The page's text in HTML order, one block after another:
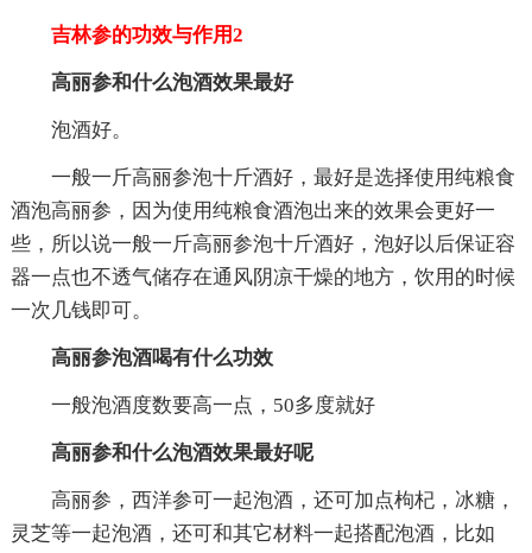
吉林参的功效与作用2
高丽参和什么泡酒效果最好
泡酒好。
一般一斤高丽参泡十斤酒好，最好是选择使用纯粮食
酒泡高丽参，因为使用纯粮食酒泡出来的效果会更好一
些，所以说一般一斤高丽参泡十斤酒好，泡好以后保证容
器一点也不透气储存在通风阴凉干燥的地方，饮用的时候
一次几钱即可。
高丽参泡酒喝有什么功效
一般泡酒度数要高一点，50多度就好
高丽参和什么泡酒效果最好呢
高丽参，西洋参可一起泡酒，还可加点枸杞，冰糖，
灵芝等一起泡酒，还可和其它材料一起搭配泡酒，比如